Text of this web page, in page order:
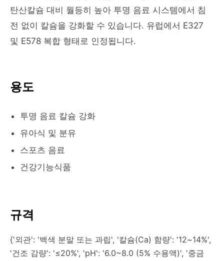
탄산칼슘 대비 월등히 높아 투명 음료 시스템에서 침
전 없이 칼슘을 강화할 수 있습니다. 유럽에서 E327
및 E578 복합 형태로 인정됩니다.
용도
투명 음료 칼슘 강화
유아식 및 분유
스포츠 음료
건강기능식품
규격
{'외관': '백색 분말 또는 과립', '칼슘(Ca) 함량': '12~14%',
'건조 감량': '≤20%', 'pH': '6.0~8.0 (5% 수용액)', '중금